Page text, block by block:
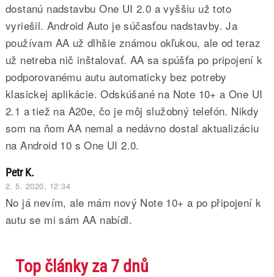
dostanú nadstavbu One UI 2.0 a vyššiu už toto
vyriešil. Android Auto je súčasťou nadstavby. Ja
používam AA už dlhšie známou okľukou, ale od teraz
už netreba nič inštalovať. AA sa spúšťa po pripojení k
podporovanému autu automaticky bez potreby
klasickej aplikácie. Odskúšané na Note 10+ a One UI
2.1 a tiež na A20e, čo je môj služobný telefón. Nikdy
som na ňom AA nemal a nedávno dostal aktualizáciu
na Android 10 s One UI 2.0.
Petr K.
2. 5. 2020, 12:34
No já nevím, ale mám nový Note 10+ a po připojení k
autu se mi sám AA nabídl.
Top články za 7 dnů